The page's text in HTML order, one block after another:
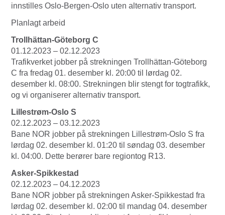
innstilles Oslo-Bergen-Oslo uten alternativ transport.
Planlagt arbeid
Trollhättan-Göteborg C
01.12.2023 – 02.12.2023
Trafikverket jobber på strekningen Trollhättan-Göteborg
C fra fredag 01. desember kl. 20:00 til lørdag 02.
desember kl. 08:00. Strekningen blir stengt for togtrafikk,
og vi organiserer alternativ transport.
Lillestrøm-Oslo S
02.12.2023 – 03.12.2023
Bane NOR jobber på strekningen Lillestrøm-Oslo S fra
lørdag 02. desember kl. 01:20 til søndag 03. desember
kl. 04:00. Dette berører bare regiontog R13.
Asker-Spikkestad
02.12.2023 – 04.12.2023
Bane NOR jobber på strekningen Asker-Spikkestad fra
lørdag 02. desember kl. 02:00 til mandag 04. desember